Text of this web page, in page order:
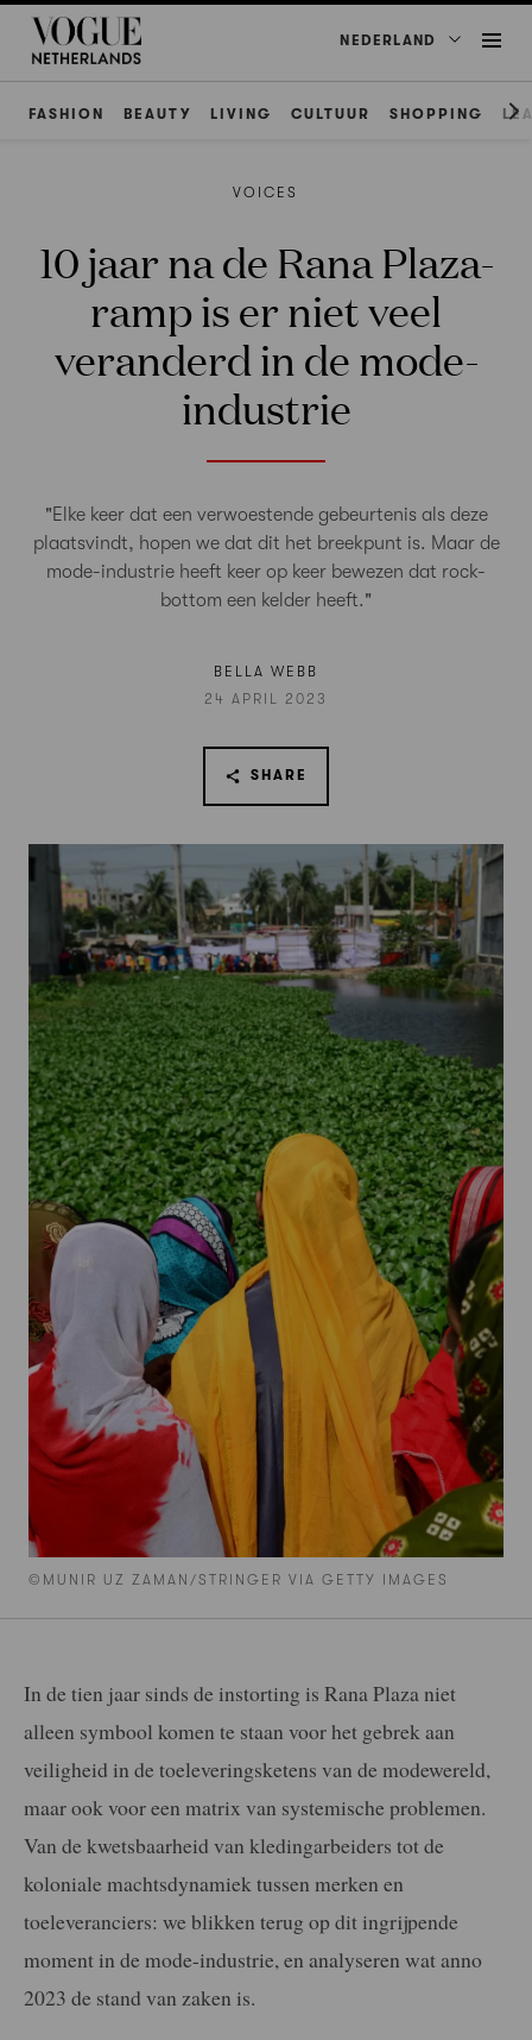
NEDERLAND
FASHION BEAUTY LIVING CULTUUR SHOPPING
©MUNIR UZ ZAMAN/STRINGER VIA GETTY IMAGES
VOICES
10 jaar na de Rana Plaza-
ramp is er niet veel
veranderd in de mode-
industrie
"Elke keer dat een verwoestende gebeurtenis als deze
plaatsvindt, hopen we dat dit het breekpunt is. Maar de
mode-industrie heeft keer op keer bewezen dat rock-
bottom een kelder heeft."
BELLA WEBB
24 APRIL 2023
SHARE
In de tien jaar sinds de instorting is Rana Plaza niet
alleen symbool komen te staan voor het gebrek aan
veiligheid in de toeleveringsketens van de modewereld,
maar ook voor een matrix van systemische problemen.
Van de kwetsbaarheid van kledingarbeiders tot de
koloniale machtsdynamiek tussen merken en
toeleveranciers: we blikken terug op dit ingrijpende
moment in de mode-industrie, en analyseren wat anno
2023 de stand van zaken is.